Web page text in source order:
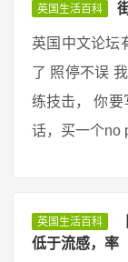
英国生活百科
英国中文论坛
了 照停不误
练技击， 你要
话，买一个no
英国生活百科
低于流感，率